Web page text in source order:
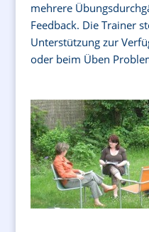
mehrere
Feedback. Die Trainer
Unterstützung zur
oder beim Üben